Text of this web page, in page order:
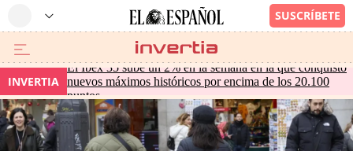
INVERTIA
El Ibex 35 sube un 2% en la semana en la que conquistó
nuevos máximos históricos por encima de los 20.100
puntos